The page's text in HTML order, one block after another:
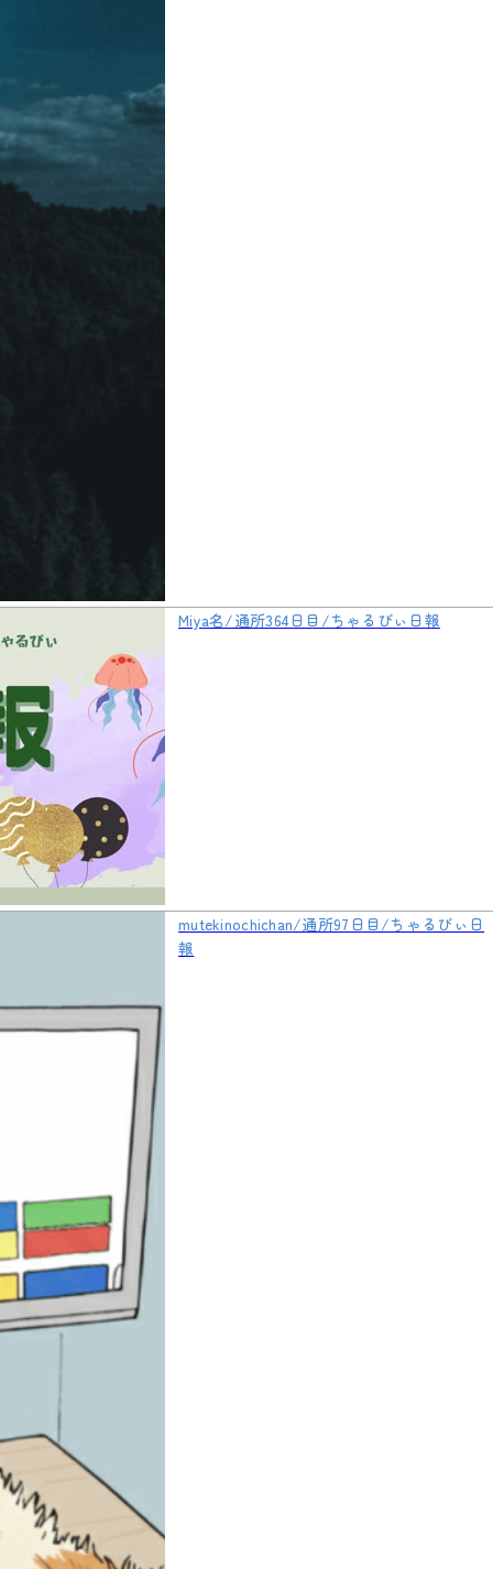
Miya名/通所364日目/ちゃるびぃ日報
mutekinochichan/通所97日目/ちゃるびぃ日
報